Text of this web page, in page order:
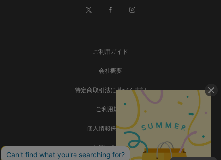
ご利用ガイド
会社概要
特定商取引法に基づく表記
ご利用規約
個人情報保護方針
お問い合わせ